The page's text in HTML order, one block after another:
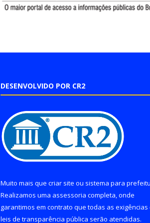
DESENVOLVIDO POR CR2
Muito mais que criar site ou sistema para
Realizamos uma assessoria completa, onde
garantimos em contrato que todas as exigências
leis de transparência pública serão atendidas.